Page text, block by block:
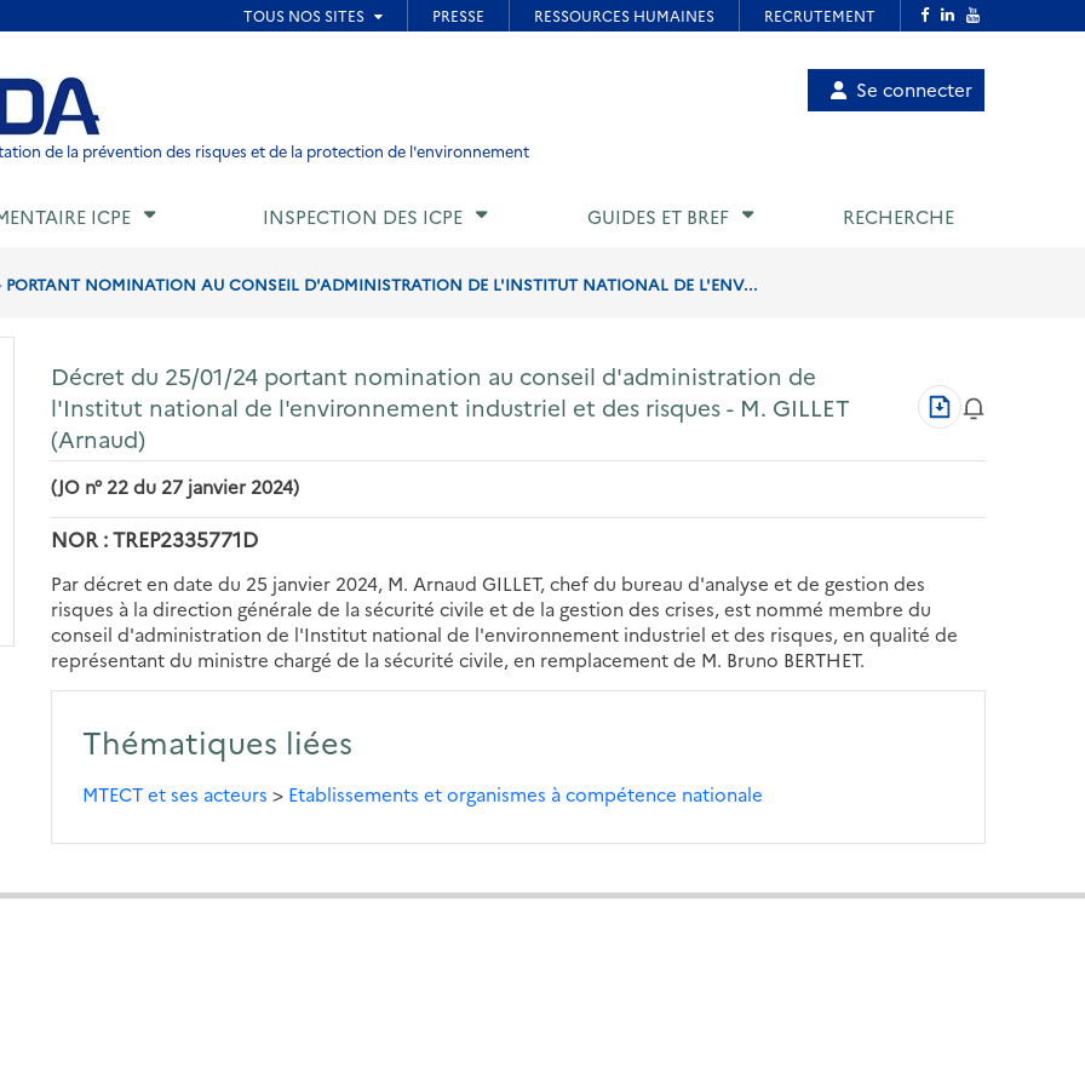
de page
de la prévention des risques et de la protection de l'environnement
Menu
utilisateur
Se connecter
ICPE INSPECTION DES ICPE GUIDES ET BREF RECHERCHE
PORTANT NOMINATION AU CONSEIL D'ADMINISTRATION DE L'INSTITUT NATIONAL DE L'ENV...
Décret du 25/01/24 portant nomination au conseil d'administration de
l'Institut national de l'environnement industriel et des risques - M. GILLET
(Arnaud)
Télécharger
au
(JO n° 22 du 27 janvier 2024)
NOR : TREP2335771D
Par décret en date du 25 janvier 2024, M. Arnaud GILLET, chef du bureau d'analyse et de gestion des
risques à la direction générale de la sécurité civile et de la gestion des crises, est nommé membre du
conseil d'administration de l'Institut national de l'environnement industriel et des risques, en qualité de
représentant du ministre chargé de la sécurité civile, en remplacement de M. Bruno BERTHET.
Thématiques liées
MTECT et ses acteurs > Etablissements et organismes à compétence nationale